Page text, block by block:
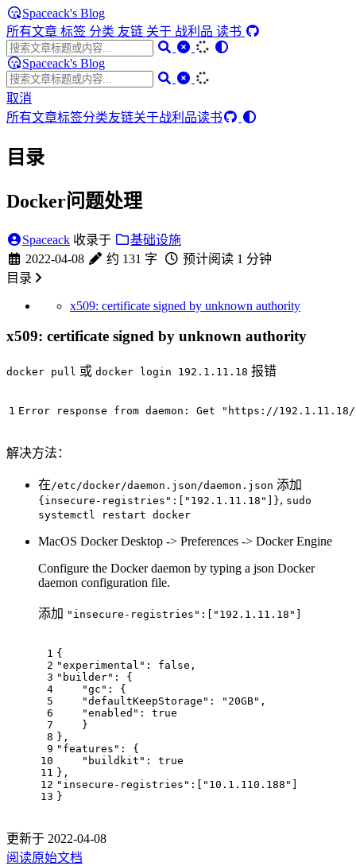
Spaceack's Blog
所有文章 标签 分类 友链 关于 战利品 读书
Spaceack's Blog
取消
所有文章标签分类友链关于战利品读书
目录
Docker问题处理
Spaceack 收录于
基础设施
2022-04-08
约 131 字
预计阅读 1 分钟
目录
x509: certificate signed by unknown authority
x509: certificate signed by unknown authority
docker pull 或 docker login 192.1.11.18 报错
解决方法：
在/etc/docker/daemon.json/daemon.json 添加
{insecure-registries":["192.1.11.18"]}, sudo
systemctl restart docker
MacOS Docker Desktop -> Preferences -> Docker Engine
Configure the Docker daemon by typing a json Docker
daemon configuration file.
添加 "insecure-registries":["192.1.11.18"]
{
"experimental": false,
"builder": {
    "gc": {
    "defaultKeepStorage": "20GB",
    "enabled": true
    }
},
"features": {
    "buildkit": true
},
"insecure-registries":["10.1.110.188"]
更新于 2022-04-08
阅读原始文档